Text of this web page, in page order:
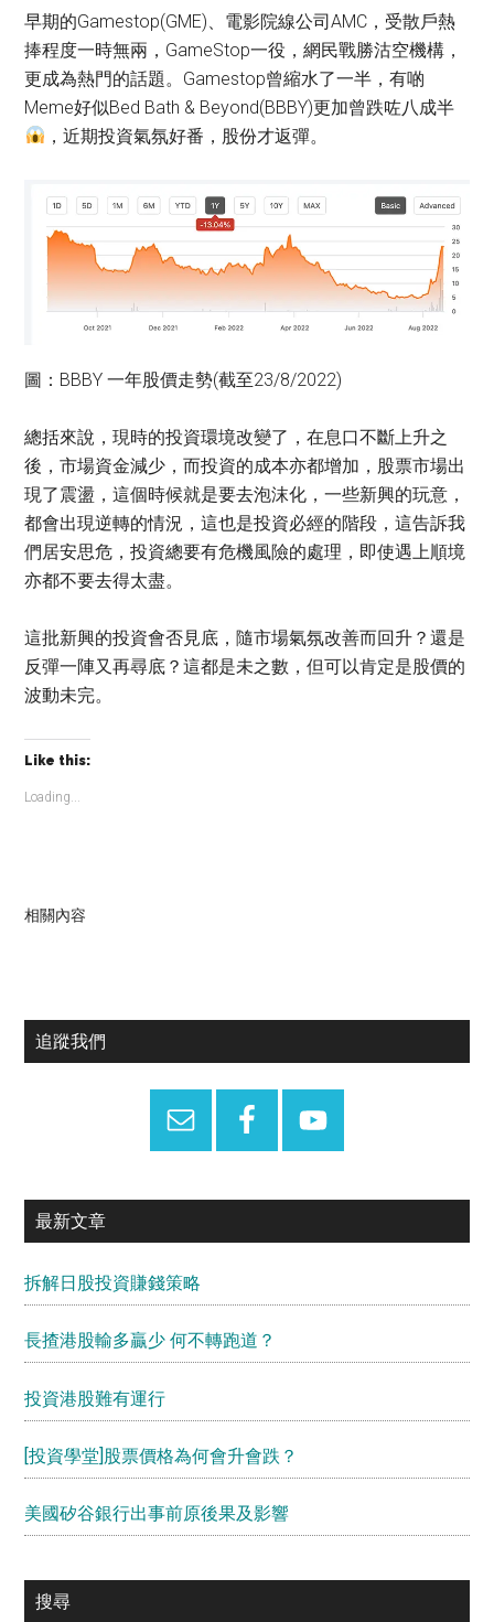
早期的Gamestop(GME)、電影院線公司AMC，受散戶熱
捧程度一時無兩，GameStop一役，網民戰勝沽空機構，
更成為熱門的話題。Gamestop曾縮水了一半，有啲
Meme好似Bed Bath & Beyond(BBBY)更加曾跌咗八成半
，近期投資氣氛好番，股份才返彈。
圖：BBBY 一年股價走勢(截至23/8/2022)
總括來說，現時的投資環境改變了，在息口不斷上升之
後，市場資金減少，而投資的成本亦都增加，股票市場出
現了震盪，這個時候就是要去泡沫化，一些新興的玩意，
都會出現逆轉的情況，這也是投資必經的階段，這告訴我
們居安思危，投資總要有危機風險的處理，即使遇上順境
亦都不要去得太盡。
這批新興的投資會否見底，隨市場氣氛改善而回升？還是
反彈一陣又再尋底？這都是未之數，但可以肯定是股價的
波動未完。
Like this:
Loading...
相關內容
Primary
追蹤我們
最新文章
拆解日股投資賺錢策略
長揸港股輸多贏少 何不轉跑道？
投資港股難有運行
[投資學堂]股票價格為何會升會跌？
美國矽谷銀行出事前原後果及影響
搜尋